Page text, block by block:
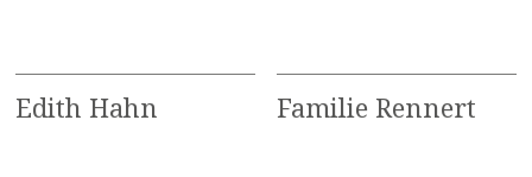
Edith Hahn Familie Rennert